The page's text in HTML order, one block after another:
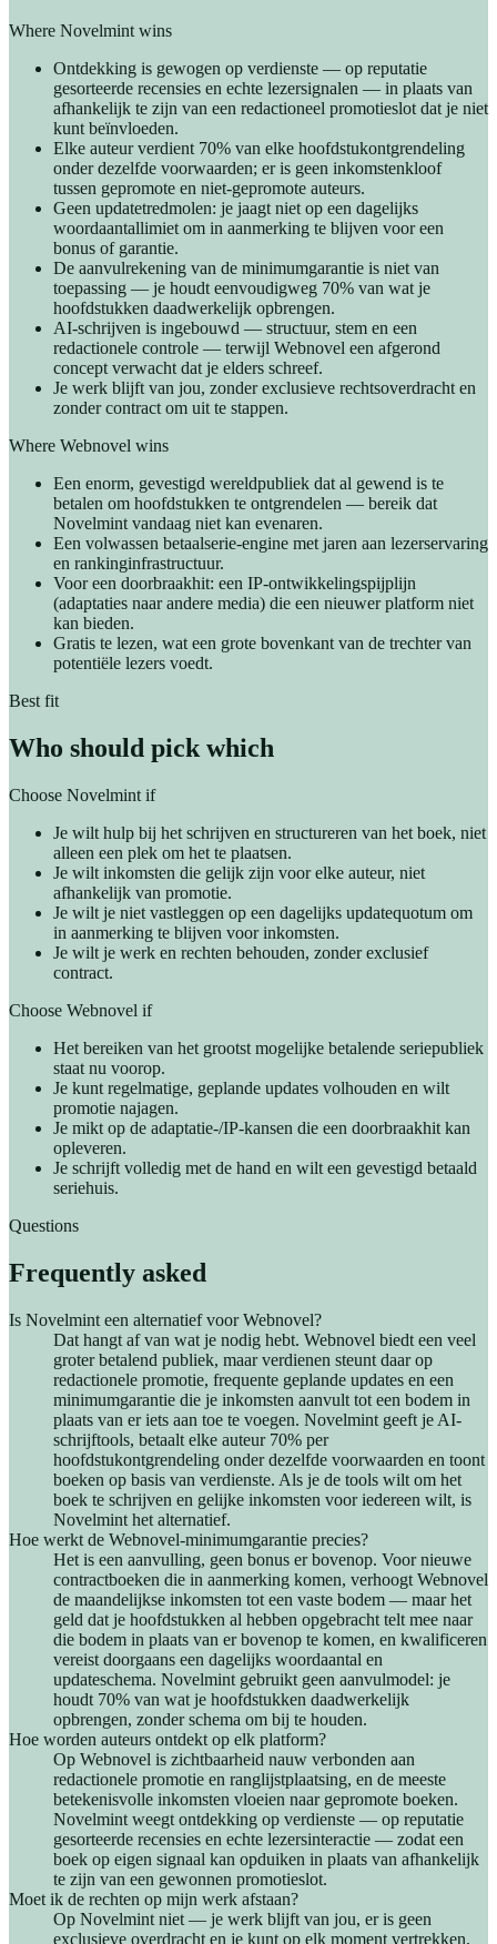
Where Novelmint wins
Ontdekking is gewogen op verdienste — op reputatie
gesorteerde recensies en echte lezersignalen — in plaats van
afhankelijk te zijn van een redactioneel promotieslot dat je niet
kunt beïnvloeden.
Elke auteur verdient 70% van elke hoofdstukontgrendeling
onder dezelfde voorwaarden; er is geen inkomstenkloof
tussen gepromote en niet-gepromote auteurs.
Geen updatetredmolen: je jaagt niet op een dagelijks
woordaantallimiet om in aanmerking te blijven voor een
bonus of garantie.
De aanvulrekening van de minimumgarantie is niet van
toepassing — je houdt eenvoudigweg 70% van wat je
hoofdstukken daadwerkelijk opbrengen.
AI-schrijven is ingebouwd — structuur, stem en een
redactionele controle — terwijl Webnovel een afgerond
concept verwacht dat je elders schreef.
Je werk blijft van jou, zonder exclusieve rechtsoverdracht en
zonder contract om uit te stappen.
Where Webnovel wins
Een enorm, gevestigd wereldpubliek dat al gewend is te
betalen om hoofdstukken te ontgrendelen — bereik dat
Novelmint vandaag niet kan evenaren.
Een volwassen betaalserie-engine met jaren aan lezerservaring
en rankinginfrastructuur.
Voor een doorbraakhit: een IP-ontwikkelingspijplijn
(adaptaties naar andere media) die een nieuwer platform niet
kan bieden.
Gratis te lezen, wat een grote bovenkant van de trechter van
potentiële lezers voedt.
Best fit
Who should pick which
Choose Novelmint if
Je wilt hulp bij het schrijven en structureren van het boek, niet
alleen een plek om het te plaatsen.
Je wilt inkomsten die gelijk zijn voor elke auteur, niet
afhankelijk van promotie.
Je wilt je niet vastleggen op een dagelijks updatequotum om
in aanmerking te blijven voor inkomsten.
Je wilt je werk en rechten behouden, zonder exclusief
contract.
Choose Webnovel if
Het bereiken van het grootst mogelijke betalende seriepubliek
staat nu voorop.
Je kunt regelmatige, geplande updates volhouden en wilt
promotie najagen.
Je mikt op de adaptatie-/IP-kansen die een doorbraakhit kan
opleveren.
Je schrijft volledig met de hand en wilt een gevestigd betaald
seriehuis.
Questions
Frequently asked
Is Novelmint een alternatief voor Webnovel?
Dat hangt af van wat je nodig hebt. Webnovel biedt een veel
groter betalend publiek, maar verdienen steunt daar op
redactionele promotie, frequente geplande updates en een
minimumgarantie die je inkomsten aanvult tot een bodem in
plaats van er iets aan toe te voegen. Novelmint geeft je AI-
schrijftools, betaalt elke auteur 70% per
hoofdstukontgrendeling onder dezelfde voorwaarden en toont
boeken op basis van verdienste. Als je de tools wilt om het
boek te schrijven en gelijke inkomsten voor iedereen wilt, is
Novelmint het alternatief.
Hoe werkt de Webnovel-minimumgarantie precies?
Het is een aanvulling, geen bonus er bovenop. Voor nieuwe
contractboeken die in aanmerking komen, verhoogt Webnovel
de maandelijkse inkomsten tot een vaste bodem — maar het
geld dat je hoofdstukken al hebben opgebracht telt mee naar
die bodem in plaats van er bovenop te komen, en kwalificeren
vereist doorgaans een dagelijks woordaantal en
updateschema. Novelmint gebruikt geen aanvulmodel: je
houdt 70% van wat je hoofdstukken daadwerkelijk
opbrengen, zonder schema om bij te houden.
Hoe worden auteurs ontdekt op elk platform?
Op Webnovel is zichtbaarheid nauw verbonden aan
redactionele promotie en ranglijstplaatsing, en de meeste
betekenisvolle inkomsten vloeien naar gepromote boeken.
Novelmint weegt ontdekking op verdienste — op reputatie
gesorteerde recensies en echte lezersinteractie — zodat een
boek op eigen signaal kan opduiken in plaats van afhankelijk
te zijn van een gewonnen promotieslot.
Moet ik de rechten op mijn werk afstaan?
Op Novelmint niet — je werk blijft van jou, er is geen
exclusieve overdracht en je kunt op elk moment vertrekken.